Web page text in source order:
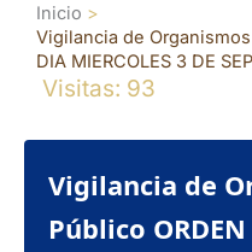
Inicio
Vigilancia de
DIA MIERCOLES 3 DE
Visitas: 93
Vigilancia de
Público